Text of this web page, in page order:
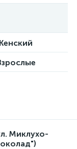
Миклухо-